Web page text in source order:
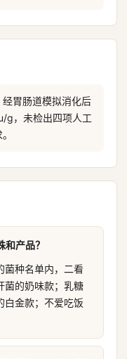
胃肠道模拟消化后
g，未检出四项人工
产品？
菌种名单内，二看
菌的奶味款；乳糖
白金款；不爱吃饭